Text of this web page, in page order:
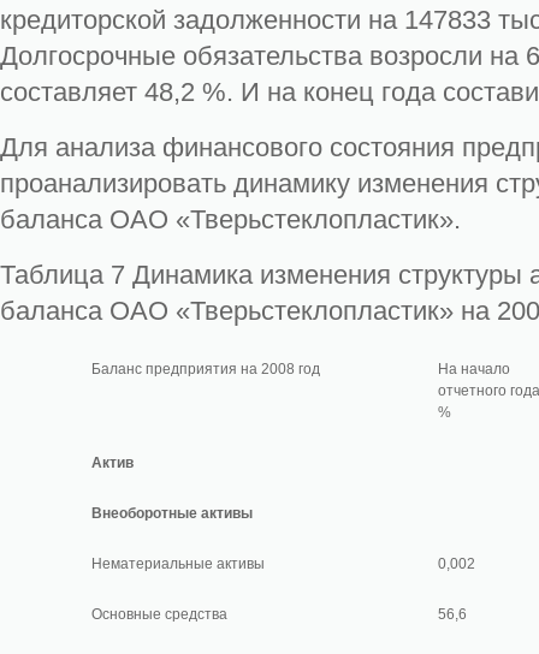
кредиторской задолженности на 147833
Долгосрочные обязательства возросли на
составляет 48,2 %. И на конец года
Для анализа финансового состояния
проанализировать динамику изменения
баланса ОАО «Тверьстеклопластик».
Таблица 7 Динамика изменения структуры
баланса ОАО «Тверьстеклопластик» на
Баланс предприятия на 2008 год
На начало
отчетного
%
Актив
Внеоборотные активы
Нематериальные активы 0,002
Основные средства 56,6